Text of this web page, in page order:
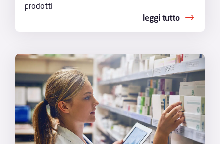
prodotti
leggi tutto